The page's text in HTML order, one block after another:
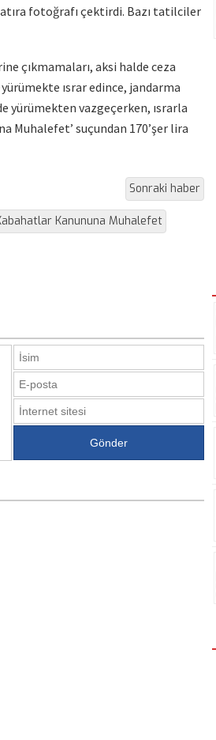
fotoğrafı çektirdi. Bazı tatilciler
çıkmamaları, aksi halde ceza
ısrar edince, jandarma
yürümekten vazgeçerken, ısrarla
Muhalefet’ suçundan 170’şer lira
Sonraki haber
Kanununa Muhalefet